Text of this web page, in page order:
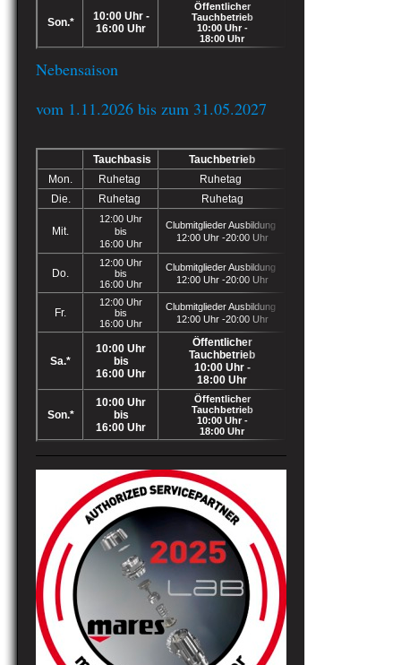
Son.*
10:00 Uhr -
16:00 Uhr
Öffentlicher
Tauchbetrieb
10:00 Uhr -
18:00 Uhr
Nebensaison
vom 1.11.2026 bis zum 31.05.2027
Tauchbasis
Tauchbetrieb
Mon.
Ruhetag
Ruhetag
Die.
Ruhetag Ruhetag
Mit.
12:00 Uhr
bis
16:00 Uhr
Clubmitglieder Ausbildung
12:00 Uhr -20:00 Uhr
Do.
12:00 Uhr
bis
16:00 Uhr
Clubmitglieder Ausbildung
12:00 Uhr -20:00 Uhr
Fr.
12:00 Uhr
bis
16:00 Uhr
Clubmitglieder Ausbildung
12:00 Uhr -20:00 Uhr
Sa.*
10:00 Uhr
bis
16:00 Uhr
Öffentlicher
Tauchbetrieb
10:00 Uhr -
18:00 Uhr
Son.*
10:00 Uhr
bis
16:00 Uhr
Öffentlicher
Tauchbetrieb
10:00 Uhr -
18:00 Uhr